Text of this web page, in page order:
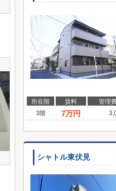
所在階 賃料
管理
3階
7万円
シャトル東伏見